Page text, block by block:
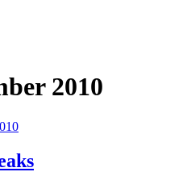
2010